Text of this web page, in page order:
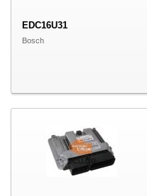
EDC16U31
Bosch